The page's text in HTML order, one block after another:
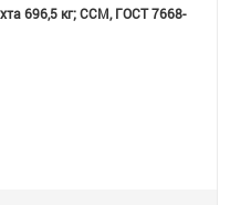
696,5 кг; ССМ, ГОСТ 7668-